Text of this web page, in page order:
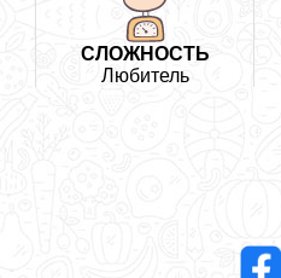
СЛОЖНОСТЬ
Любитель